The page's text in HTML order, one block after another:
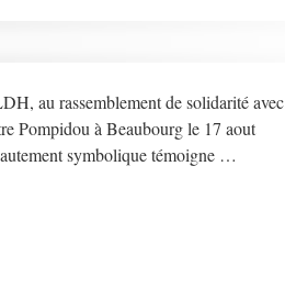
au rassemblement de solidarité avec
Pompidou à Beaubourg le 17 aout
symbolique témoigne …